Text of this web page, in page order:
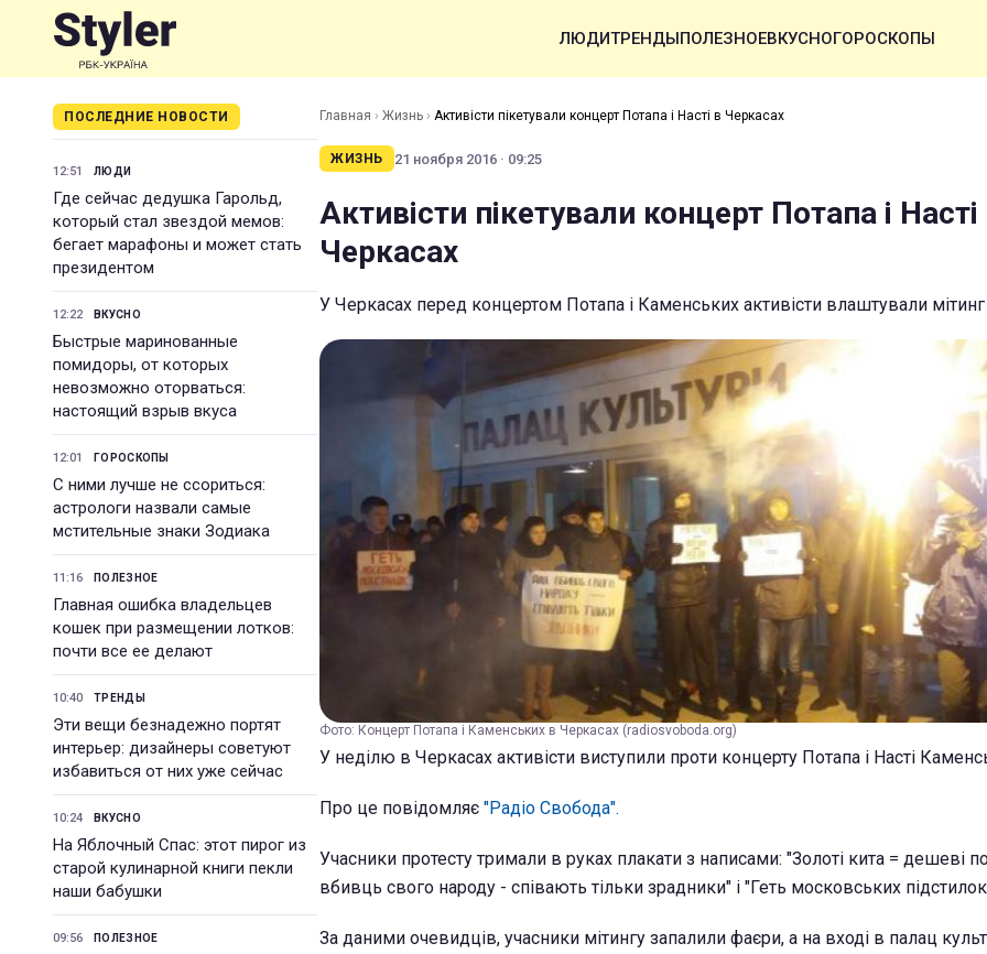
ЛЮДИТРЕНДЫПОЛЕЗНОЕВКУСНОГОРОСКОПЫ
ПОСЛЕДНИЕ НОВОСТИ
12:51 ЛЮДИ
Где сейчас дедушка Гарольд,
который стал звездой мемов:
бегает марафоны и может стать
президентом
12:22 ВКУСНО
Быстрые маринованные
помидоры, от которых
невозможно оторваться:
настоящий взрыв вкуса
12:01 ГОРОСКОПЫ
С ними лучше не ссориться:
астрологи назвали самые
мстительные знаки Зодиака
11:16 ПОЛЕЗНОЕ
Главная ошибка владельцев
кошек при размещении лотков:
почти все ее делают
10:40 ТРЕНДЫ
Эти вещи безнадежно портят
интерьер: дизайнеры советуют
избавиться от них уже сейчас
10:24 ВКУСНО
На Яблочный Спас: этот пирог из
старой кулинарной книги пекли
наши бабушки
09:56 ПОЛЕЗНОЕ
Главная › Жизнь › Активісти пікетували концерт Потапа і Насті в Черкасах
ЖИЗНЬ 21 ноября 2016 · 09:25
Активісти пікетували концерт Потапа і Насті
Черкасах
У Черкасах перед концертом Потапа і Каменських активісти влаштували мітинг
Фото: Концерт Потапа і Каменських в Черкасах (radiosvoboda.org)
У неділю в Черкасах активісти виступили проти концерту Потапа і Насті
Про це повідомляє "Радіо Свобода".
Учасники протесту тримали в руках плакати з написами: "Золоті кита = дешеві
вбивць свого народу - співають тільки зрадники" і "Геть московських
За даними очевидців, учасники мітингу запалили фаєри, а на вході в палац